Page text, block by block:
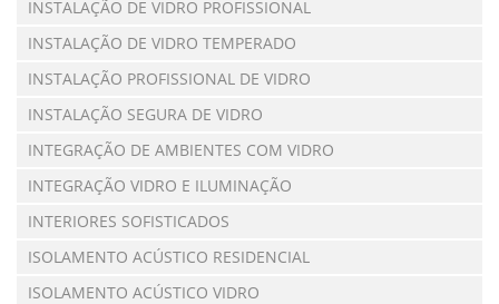
INSTALAÇÃO DE VIDRO PROFISSIONAL
INSTALAÇÃO DE VIDRO TEMPERADO
INSTALAÇÃO PROFISSIONAL DE VIDRO
INSTALAÇÃO SEGURA DE VIDRO
INTEGRAÇÃO DE AMBIENTES COM VIDRO
INTEGRAÇÃO VIDRO E ILUMINAÇÃO
INTERIORES SOFISTICADOS
ISOLAMENTO ACÚSTICO RESIDENCIAL
ISOLAMENTO ACÚSTICO VIDRO